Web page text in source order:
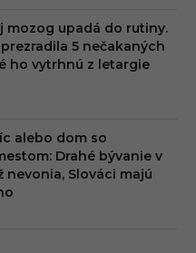
mozog upadá do rutiny.
5 nečakaných
ho vytrhnú z letargie
alebo dom so
Drahé bývanie v
nevonia, Slováci majú